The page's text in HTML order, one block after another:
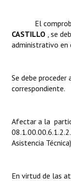
NORMATIVA
Resoluciones
INSTITUCIONAL
Noticias
El
CASTILLO  , se
administrativo en
Se debe proceder
correspondiente.
Afectar a la
Asistencia
En virtud de las